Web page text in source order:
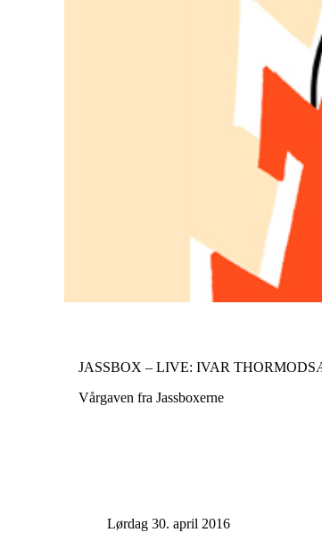
JASSBOX – LIVE: IVAR
Vårgaven fra Jassboxerne
Lørdag 30. april 2016